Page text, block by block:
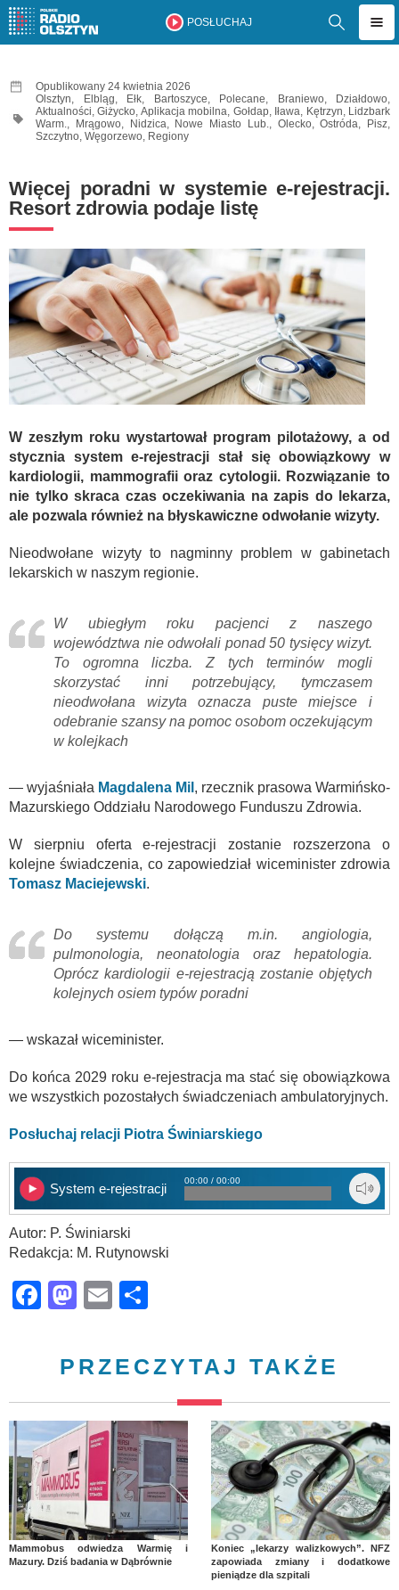
POSŁUCHAJ
Opublikowany 24 kwietnia 2026
Olsztyn, Elbląg, Ełk, Bartoszyce, Polecane, Braniewo, Działdowo,
Aktualności,Giżycko, Aplikacja mobilna, Gołdap, Iława, Kętrzyn, Lidzbark
Warm., Mrągowo, Nidzica, Nowe Miasto Lub., Olecko,Ostróda, Pisz,
Szczytno, Węgorzewo, Regiony
Więcej poradni w systemie e-rejestracji.
Resort zdrowia podaje listę
W zeszłym roku wystartował program pilotażowy, a od
stycznia system e-rejestracji stał się obowiązkowy w
kardiologii, mammografii oraz cytologii. Rozwiązanie to
nie tylko skraca czas oczekiwania na zapis do lekarza,
ale pozwala również na błyskawiczne odwołanie wizyty.
Nieodwołane wizyty to nagminny problem w gabinetach
lekarskich w naszym regionie.
W ubiegłym roku pacjenci z naszego
województwa nie odwołali ponad 50 tysięcy wizyt.
To ogromna liczba. Z tych terminów mogli
skorzystać inni potrzebujący, tymczasem
nieodwołana wizyta oznacza puste miejsce i
odebranie szansy na pomoc osobom oczekującym
w kolejkach
— wyjaśniała Magdalena Mil , rzecznik prasowa Warmińsko-
Mazurskiego Oddziału Narodowego Funduszu Zdrowia.
W sierpniu oferta e-rejestracji zostanie rozszerzona o
kolejne świadczenia, co zapowiedział wiceminister zdrowia
Tomasz Maciejewski.
Do systemu dołączą m.in. angiologia,
pulmonologia, neonatologia oraz hepatologia.
Oprócz kardiologii e-rejestracją zostanie objętych
kolejnych osiem typów poradni
— wskazał wiceminister.
Do końca 2029 roku e-rejestracja ma stać się obowiązkowa
we wszystkich pozostałych świadczeniach ambulatoryjnych.
Posłuchaj relacji Piotra Świniarskiego
System e-rejestracji
00:00 / 00:00
Autor: P. Świniarski
Redakcja: M. Rutynowski
Facebook
Mastodon
Email
PRZECZYTAJ TAKŻE
Mammobus odwiedza Warmię i
Mazury. Dziś badania w Dąbrównie
Koniec „lekarzy walizkowych”. NFZ
zapowiada zmiany i dodatkowe
pieniądze dla szpitali